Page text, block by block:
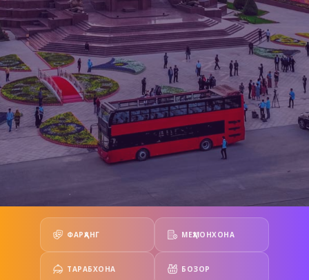
ФАРҲАНГ МЕҲМОНХОНА
ТАРАБХОНА БОЗОР